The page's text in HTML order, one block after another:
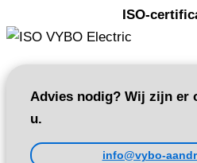
ISO-
Advies nodig? Wij zijn er
u.
info@vybo-